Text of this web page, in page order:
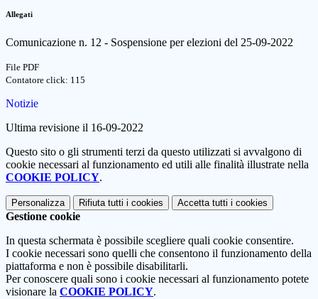
Allegati
Comunicazione n. 12 - Sospensione per elezioni del 25-09-2022
File PDF
Contatore click: 115
Notizie
Ultima revisione il 16-09-2022
Questo sito o gli strumenti terzi da questo utilizzati si avvalgono di
cookie necessari al funzionamento ed utili alle finalità illustrate nella
COOKIE POLICY.
Personalizza Rifiuta tutti i cookies Accetta tutti i cookies
Gestione cookie
In questa schermata è possibile scegliere quali cookie consentire.
I cookie necessari sono quelli che consentono il funzionamento della
piattaforma e non è possibile disabilitarli.
Per conoscere quali sono i cookie necessari al funzionamento potete
visionare la COOKIE POLICY.